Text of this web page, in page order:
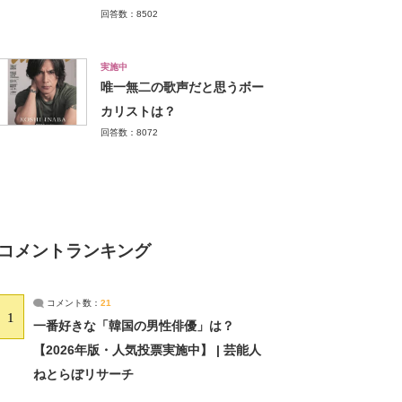
回答数：8502
実施中
唯一無二の歌声だと思うボー
カリストは？
回答数：8072
メントランキング
1
コメント数： 21
一番好きな「韓国の男性俳優」は？
【2026年版・人気投票実施中】 | 芸能人
ねとらぼリサーチ